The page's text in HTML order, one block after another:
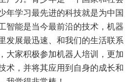
年学习最先进的科技就是为中国
智能是当今最前沿的技术，机器
发展最迅速、和我们的生活联系
大家积极参加机器人培训，更加
术，并将其应用到自身的成长和